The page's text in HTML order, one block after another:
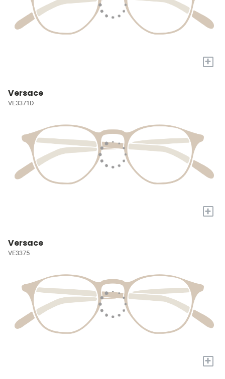
+
Versace
VE3371D
+
Versace
VE3375
+